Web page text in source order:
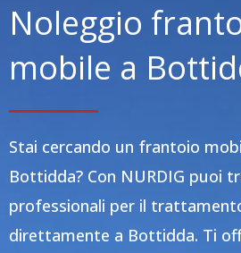
Noleggio
mobile a
Stai cercando un frantoio
Bottidda? Con NURDIG puoi
professionali per il
direttamente a Bottidda. Ti